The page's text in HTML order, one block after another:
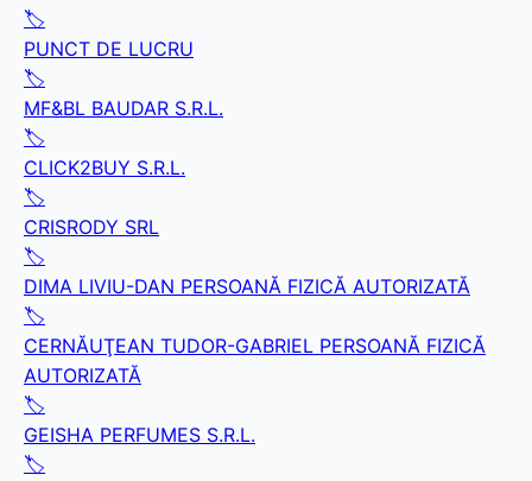
🏷️
PUNCT DE LUCRU
🏷️
MF&BL BAUDAR S.R.L.
🏷️
CLICK2BUY S.R.L.
🏷️
CRISRODY SRL
🏷️
DIMA LIVIU-DAN PERSOANĂ FIZICĂ AUTORIZATĂ
🏷️
CERNĂUŢEAN TUDOR-GABRIEL PERSOANĂ FIZICĂ
AUTORIZATĂ
🏷️
GEISHA PERFUMES S.R.L.
🏷️